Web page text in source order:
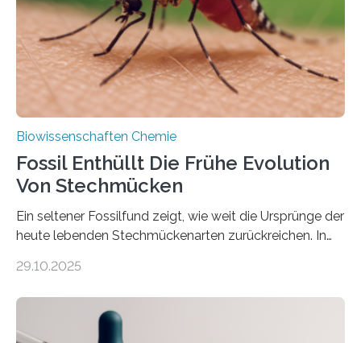
dieser Gruppe bilden aus Zellfäden dichte Geflechte
mit scheibenförmiger Gestalt. Was auffällig ist: Die
nächsten…
Biowissenschaften Chemie
Fossil Enthüllt Die Frühe Evolution
Von Stechmücken
Ein seltener Fossilfund zeigt, wie weit die Ursprünge der
heute lebenden Stechmückenarten zurückreichen. In
Forschende die bisher älteste bekannte Stechmücken-
Region Kachin in Myanmar und hat sich in
ausgezeichnetem Zustand erhalten. Es konnte als neue
29.10.2025